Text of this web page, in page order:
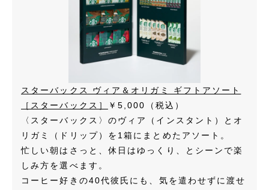
スターバックス ヴィア＆オリガミ ギフトアソート
［スターバックス］
￥5,000（税込）
〈スターバックス〉のヴィア（インスタント）とオ
リガミ（ドリップ）を1箱にまとめたアソート。
忙しい朝はさっと、休日はゆっくり、とシーンで楽
しみ方を選べます。
コーヒー好きの40代彼氏にも、気を遣わせずに渡せ